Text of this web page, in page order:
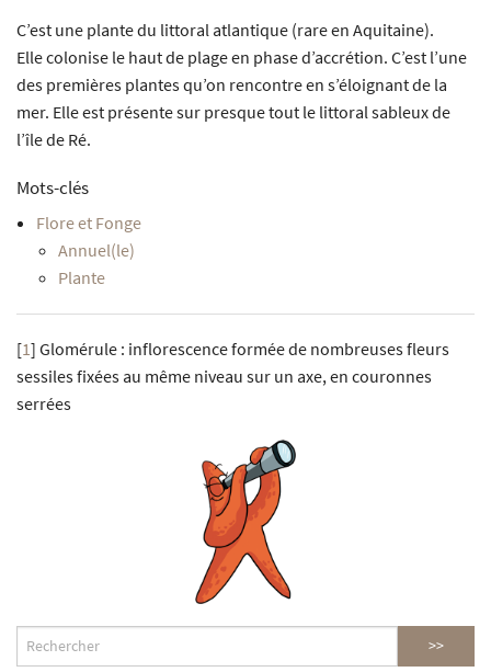
C’est une plante du littoral atlantique (rare en Aquitaine).
Elle colonise le haut de plage en phase d’accrétion. C’est l’une
des premières plantes qu’on rencontre en s’éloignant de la
mer. Elle est présente sur presque tout le littoral sableux de
l’île de Ré.
Mots-clés
Flore et Fonge
Annuel(le)
Plante
[1] Glomérule : inflorescence formée de nombreuses fleurs
sessiles fixées au même niveau sur un axe, en couronnes
serrées